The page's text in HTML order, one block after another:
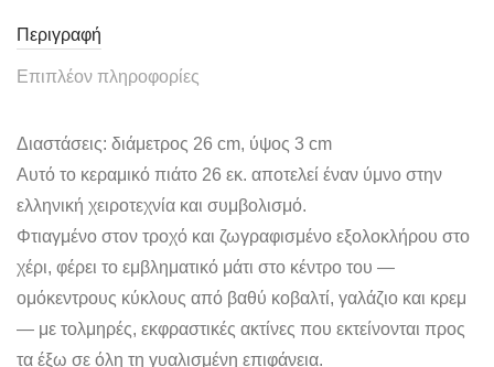
Περιγραφή
Επιπλέον πληροφορίες
Διαστάσεις: διάμετρος 26 cm, ύψος 3 cm
Αυτό το κεραμικό πιάτο 26 εκ. αποτελεί έναν ύμνο στην
ελληνική χειροτεχνία και συμβολισμό.
Φτιαγμένο στον τροχό και ζωγραφισμένο εξολοκλήρου στο
χέρι, φέρει το εμβληματικό μάτι στο κέντρο του —
ομόκεντρους κύκλους από βαθύ κοβαλτί, γαλάζιο και κρεμ
— με τολμηρές, εκφραστικές ακτίνες που εκτείνονται προς
τα έξω σε όλη τη γυαλισμένη επιφάνεια.